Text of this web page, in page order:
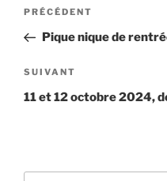
l’article
Article
précédent
PRÉCÉDENT
Pique nique de
Article
suivant
SUIVANT
11 et 12 octobre 2024,